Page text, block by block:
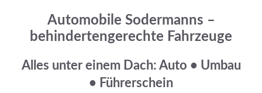
Automobile Sodermanns –
behindertengerechte Fahrzeuge
Alles unter einem Dach: Auto • Umbau
• Führerschein